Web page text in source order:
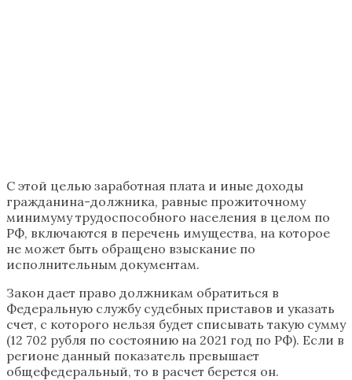
С этой целью заработная плата и иные доходы
гражданина-должника, равные прожиточному
минимуму трудоспособного населения в целом по
РФ, включаются в перечень имущества, на которое
не может быть обращено взыскание по
исполнительным документам.
Закон дает право должникам обратиться в
Федеральную службу судебных приставов и указать
счет, с которого нельзя будет списывать такую сумму
(12 702 рубля по состоянию на 2021 год по РФ). Если в
регионе данный показатель превышает
общефедеральный, то в расчет берется он.